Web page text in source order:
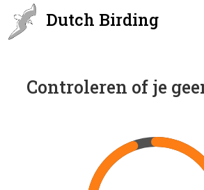
Dutch Birding
Controleren of je